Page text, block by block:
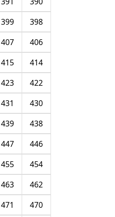
398
399
406
407
414
415
422
423
430
431
438
439
446
447
454
455
462
463
470
471